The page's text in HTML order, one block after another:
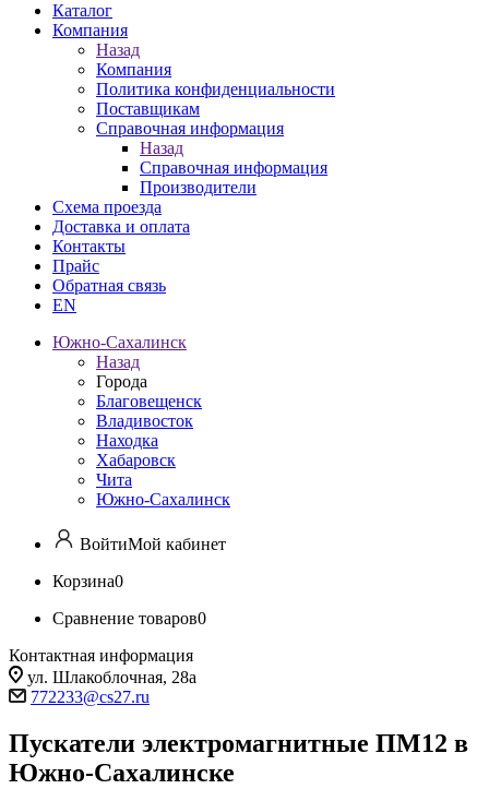
Каталог
Компания
Назад
Компания
Политика конфиденциальности
Поставщикам
Справочная информация
Назад
Справочная информация
Производители
Схема проезда
Доставка и оплата
Контакты
Прайс
Обратная связь
EN
Южно-Сахалинск
Назад
Города
Благовещенск
Владивосток
Находка
Хабаровск
Чита
Южно-Сахалинск
ВойтиМой кабинет
Корзина0
Сравнение товаров0
Контактная информация
ул. Шлакоблочная, 28а
772233@cs27.ru
Пускатели электромагнитные ПМ12 в
Южно-Сахалинске